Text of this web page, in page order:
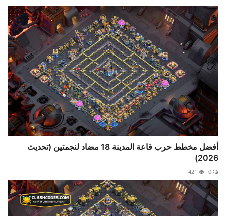
أفضل مخطط حرب قاعة المدينة 18 مضاد لنجمتين (تحديث
2026)